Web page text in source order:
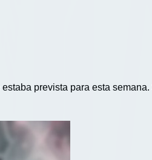
prevista para esta